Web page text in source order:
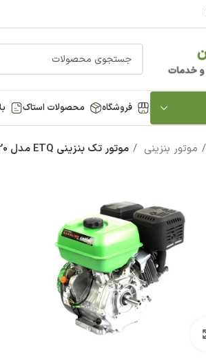
فروشگاه محصولات استاک
موتور بنزینی موتور تک بنزینی ETQ مدل GX420